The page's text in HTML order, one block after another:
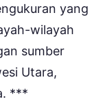
yang
wilayah
sumber
Utara,
***